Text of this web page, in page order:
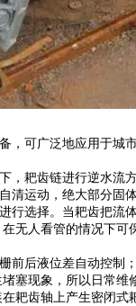
广泛地应用于城
耙齿链进行逆水流方
动，绝大部分固
择。当耙齿把流
无人看管的情况下
液位差自动控制
现象，所以日常维
齿轴上产生密闭式